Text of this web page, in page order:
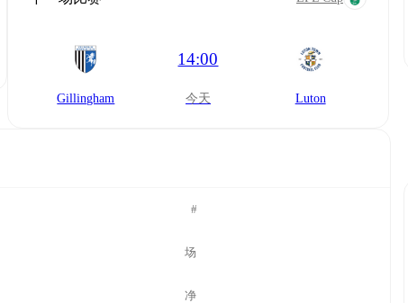
Gillingham
14:00
今天 Luton
#
场
净